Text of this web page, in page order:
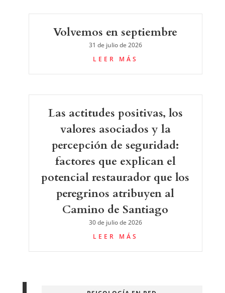
Volvemos en septiembre
31 de julio de 2026
LEER MÁS
Las actitudes positivas, los
valores asociados y la
percepción de seguridad:
factores que explican el
potencial restaurador que los
peregrinos atribuyen al
Camino de Santiago
30 de julio de 2026
LEER MÁS